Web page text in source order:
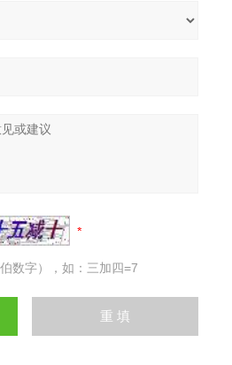
数字），如：三加四=7